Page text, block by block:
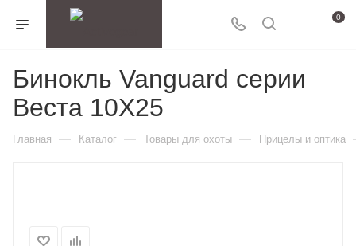
0
Бинокль Vanguard серии
Веста 10X25
Главная — Каталог — Товары для охоты — Прицелы и оптика